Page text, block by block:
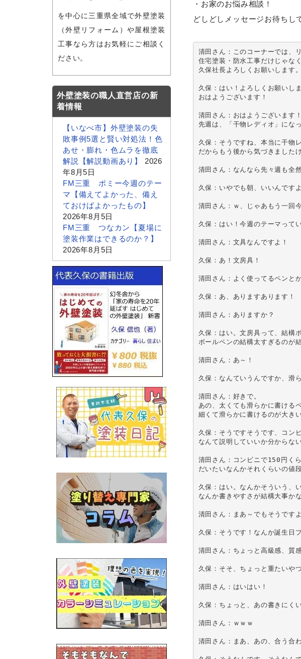
・お家のお悩み相談！
どしどしメッセージお待ちし
清田さん：このコーナーでは、
住宅塗装・防水工事だけじゃな
久保社長よろしくお願いします。
久保：はい！よろしくお願いし
おはようございます！
清田さん：おはようございます！
先週は、「干物レディオ」にな
久保：そうですね、本当に干物
だからもう後から気づきました
清田さん：なんなら先々週も全
久保：いやでも朝、いいんです
清田さん：ｗ、じゃあもう一回
久保：はい！今週のテーマって
清田さん：文具なんですよ！
久保：あ！文房具！
清田さん：よく使ってるペンと
久保：あ、ありますあります！
清田さん：ありますか？
久保：はい。文房具って、結構
ボールペンの結構太すぎるのが
清田さん：あ～！
久保：なんていうんですか、滑
清田さん：好きで。
あの、太くても滑らかに書ける
細くて滑らかに書けるのが大きい
久保：そうですそうです、コン
なんて説明していいか分からな
清田さん：コンビニで150円く
だいたいなんかそれくらいの値
久保：はい。なんかそういう、
なんか書きやすさが結構大事か
清田さん：まあ～でもそうですよ
久保：そうです！なんか誕生日
清田さん：ちょっと高級感、質
久保：そそ、ちょっと重たいやつ
清田さん：はいはい！
久保：ちょっと、あの書きにく
清田さん：ｗｗｗ
清田さん：まあ、あの、合う合
を中心に三重県全域で外壁塗装
（外壁リフォーム）や屋根塗装
工事なら方はお気軽にご相談く
ださい。
外壁塗装の職人直営店の新
着情報
【いなべ市】外壁塗装の失
敗事例5選と賢い対処法！色
あせ・膨れ・色ムラを徹底
解説【解説動画あり】
2026
年8月5日
FM三重 ポミー今週のテー
マ【備えてよかった、備え
ておけばよかったもの】
2026年8月5日
FM三重 つなカン【夏場に
塗装作業はできるのか？】
2026年8月5日